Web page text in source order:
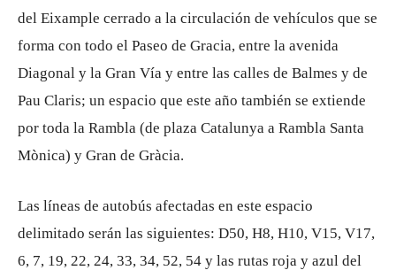
del Eixample cerrado a la circulación de vehículos que se
forma con todo el Paseo de Gracia, entre la avenida
Diagonal y la Gran Vía y entre las calles de Balmes y de
Pau Claris; un espacio que este año también se extiende
por toda la Rambla (de plaza Catalunya a Rambla Santa
Mònica) y Gran de Gràcia.
Las líneas de autobús afectadas en este espacio
delimitado serán las siguientes: D50, H8, H10, V15, V17,
6, 7, 19, 22, 24, 33, 34, 52, 54 y las rutas roja y azul del